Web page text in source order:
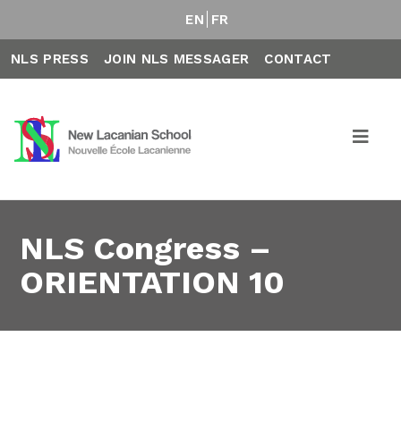
EN FR
NLS PRESS JOIN NLS MESSAGER CONTACT
NLS Congress –
ORIENTATION 10